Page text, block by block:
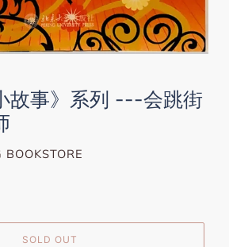
故事》系列 ---会跳街
SOLD OUT